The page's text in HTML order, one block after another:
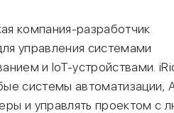
компания-разработчик
управления системами
и IoT-устройствами.
системы автоматизации,
и управлять проектом с